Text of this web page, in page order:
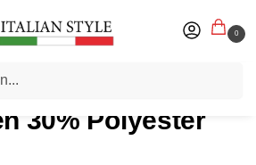
0
30% Polyester